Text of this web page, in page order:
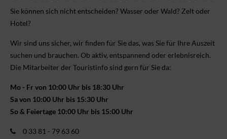
Sie können sich nicht ent­scheiden? Wasser oder Wald? Zelt oder
Hotel?
Wir sind uns sicher, wir finden für Sie das, was Sie für Ihre Aus­zeit
suchen und brauchen. Ob aktiv, ent­spannend oder erlebnis­reich.
Die Mitarbeiter der Touristinfo sind gern für Sie da:
Mo - Fr von 10:00 Uhr bis 18:30 Uhr
Sa von 10:00 Uhr bis 15:30 Uhr
So & Feiertage 10:00 Uhr bis 15:00 Uhr
0 33 81 - 79 63 60